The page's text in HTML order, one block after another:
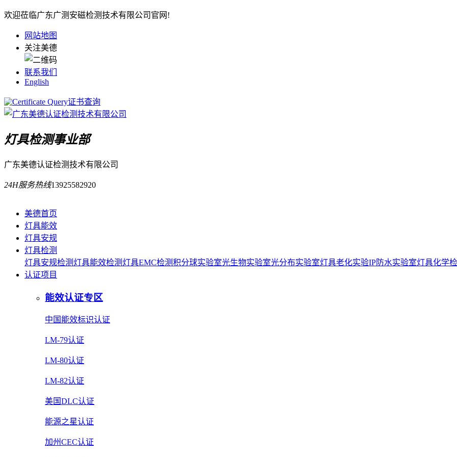
欢迎莅临广东广测安磁检测技术有限公司官网!
网站地图
关注美德
联系我们
English
证书查询
灯具检测事业部
广东美德认证检测技术有限公司
24H服务热线13925582920
美德首页
灯具能效
灯具安规
灯具检测
灯具安规检测 灯具能效检测 灯具EMC检测积分球实验室光生物实验室光分布实验室灯具老化实验IP防水实验室灯具化学
认证项目
能效认证专区
中国能效标识认证
LM-79认证
LM-80认证
LM-82认证
美国DLC认证
能源之星认证
加州CEC认证